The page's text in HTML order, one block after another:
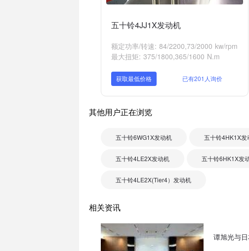
五十铃4JJ1X发动机
额定功率/转速: 84/2200,73/2000 kw/rpm
最大扭矩: 375/1800,365/1600 N.m
获取最低价格 已有201人询价
其他用户正在浏览
五十铃6WG1X发动机 五十铃4HK1X发
五十铃4LE2X发动机 五十铃6HK1X发
五十铃4LE2X(Tier4）发动机
相关资讯
谭旭光与